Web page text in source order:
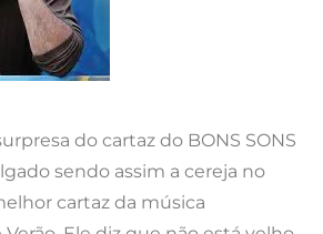
do cartaz do BONS SONS
sendo assim a cereja no
cartaz da música